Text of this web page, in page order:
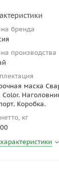
бренда
производства
маска
Color.
Коробка.
кг